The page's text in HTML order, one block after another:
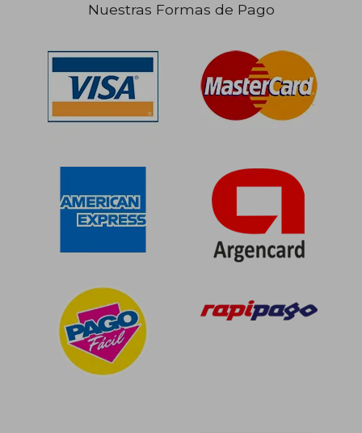
dcto. $ 50.535 dcto.
Nuestras Formas de Pago